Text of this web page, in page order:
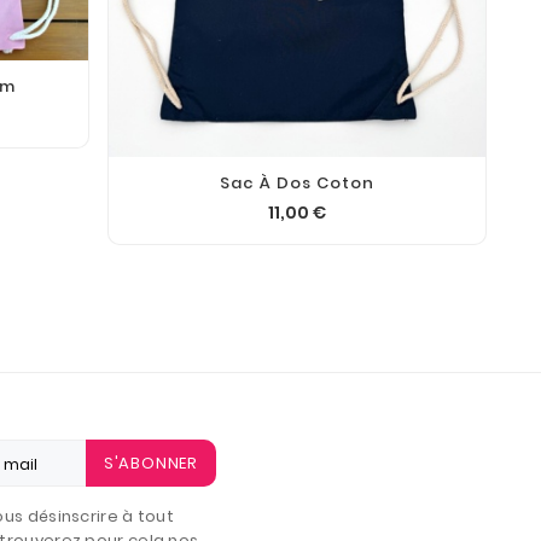
Sac À Dos Coton
11,00 €
S'ABONNER
désinscrire à tout